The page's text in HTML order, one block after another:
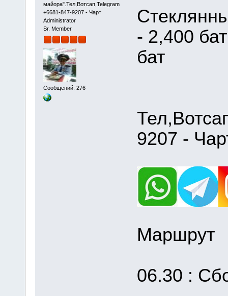
майора".Тел,Вотсап,Telegram
+6681-847-9207 - Чарт
Administrator
Sr. Member
Сообщений: 276
- 2,400
бат
9207 -
Маршрут
06.30 :